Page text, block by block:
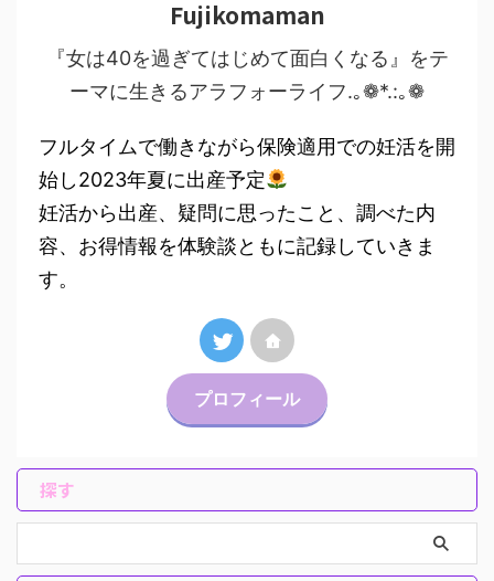
Fujikomaman
『女は40を過ぎてはじめて面白くなる』をテ
ーマに生きるアラフォーライフ.｡❁*.:｡❁
フルタイムで働きながら保険適用での妊活を開
始し2023年夏に出産予定
妊活から出産、疑問に思ったこと、調べた内
容、お得情報を体験談ともに記録していきま
す。
プロフィール
探す